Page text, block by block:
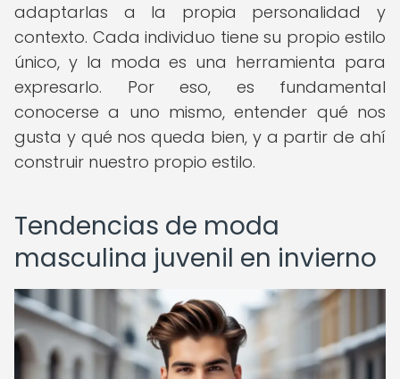
adaptarlas a la propia personalidad y
contexto. Cada individuo tiene su propio estilo
único, y la moda es una herramienta para
expresarlo. Por eso, es fundamental
conocerse a uno mismo, entender qué nos
gusta y qué nos queda bien, y a partir de ahí
construir nuestro propio estilo.
Tendencias de moda
masculina juvenil en invierno